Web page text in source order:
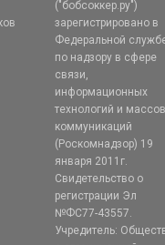
("бобсоккер.ру")
зарегистрировано в
Федеральной
по надзору в сфере
связи,
информационных
технологий и
коммуникаций
(Роскомнадзор) 19
января 2011г.
Свидетельство о
регистрации Эл
№ФС77-43557.
Учредитель: